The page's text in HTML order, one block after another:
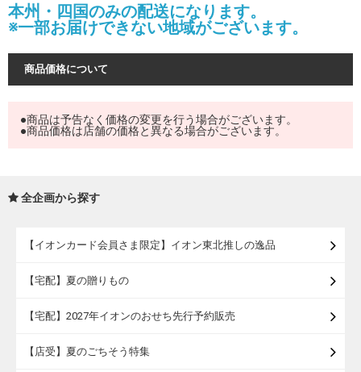
本州・四国のみの配送になります。
※一部お届けできない地域がございます。
商品価格について
●商品は予告なく価格の変更を行う場合がございます。
●商品価格は店舗の価格と異なる場合がございます。
全企画から探す
【イオンカード会員さま限定】イオン東北推しの逸品
【宅配】夏の贈りもの
【宅配】2027年イオンのおせち先行予約販売
【店受】夏のごちそう特集